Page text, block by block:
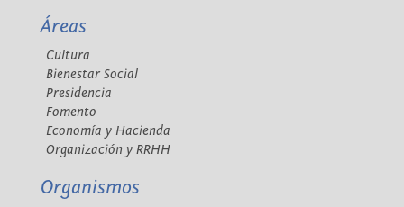
Áreas
Cultura
Bienestar Social
Presidencia
Fomento
Economía y Hacienda
Organización y RRHH
Organismos